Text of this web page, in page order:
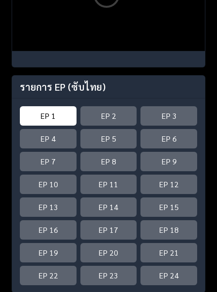
รายการ EP (ซับไทย)
EP 1 EP 2 EP 3
EP 4 EP 5 EP 6
EP 7 EP 8 EP 9
EP 10 EP 11 EP 12
EP 13 EP 14 EP 15
EP 16 EP 17 EP 18
EP 19 EP 20 EP 21
EP 22 EP 23 EP 24